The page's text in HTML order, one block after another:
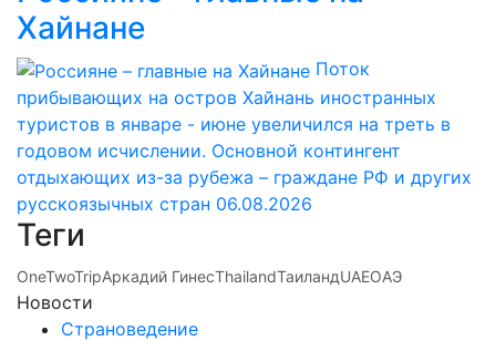
Хайнане
Поток
прибывающих на остров Хайнань иностранных
туристов в январе - июне увеличился на треть в
годовом исчислении. Основной контингент
отдыхающих из-за рубежа – граждане РФ и других
русскоязычных стран 06.08.2026
Теги
OneTwoTripАркадий ГинесThailandТаиландUAEОАЭ
Новости
Страноведение